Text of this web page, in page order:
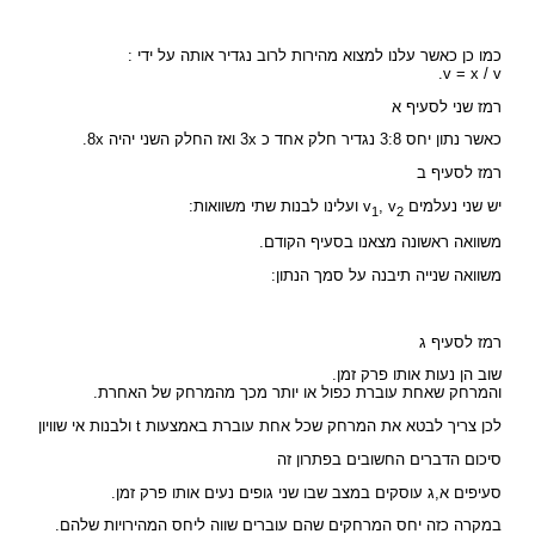
כמו כן כאשר עלנו למצוא מהירות לרוב נגדיר אותה על ידי :
v = x / v.
רמז שני לסעיף א
כאשר נתון יחס 3:8 נגדיר חלק אחד כ 3x ואז החלק השני יהיה 8x.
רמז לסעיף ב
יש שני נעלמים v
1 , v2 ועלינו לבנות שתי משוואות:
משוואה ראשונה מצאנו בסעיף הקודם.
משוואה שנייה תיבנה על סמך הנתון:
רמז לסעיף ג
שוב הן נעות אותו פרק זמן.
והמרחק שאחת עוברת כפול או יותר מכך מהמרחק של האחרת.
לכן צריך לבטא את המרחק שכל אחת עוברת באמצעות t ולבנות אי שוויון
סיכום הדברים החשובים בפתרון זה
סעיפים א,ג עוסקים במצב שבו שני גופים נעים אותו פרק זמן.
במקרה כזה יחס המרחקים שהם עוברים שווה ליחס המהירויות שלהם.